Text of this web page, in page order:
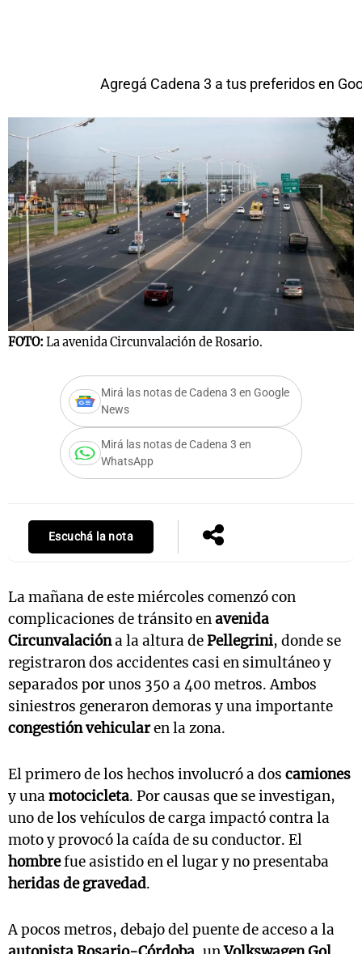
Agregá Cadena 3 a tus preferidos en
FOTO: La avenida Circunvalación de Rosario.
Mirá las notas de Cadena 3 en Google
News
Mirá las notas de Cadena 3 en
WhatsApp
Escuchá la nota
La mañana de este miércoles comenzó con
complicaciones de tránsito enavenida
Circunvalacióna la altura dePellegrini, donde se
registraron dos accidentes casi en simultáneo y
separados por unos 350 a 400 metros. Ambos
siniestros generaron demoras y una importante
congestión vehicularen la zona.
El primero de los hechos involucró a dos camiones
y unamotocicleta. Por causas que se investigan,
uno de los vehículos de carga impactó contra la
moto y provocó la caída de su conductor. El
hombrefue asistido en el lugar y no presentaba
heridas de gravedad.
A pocos metros, debajo del puente de acceso a la